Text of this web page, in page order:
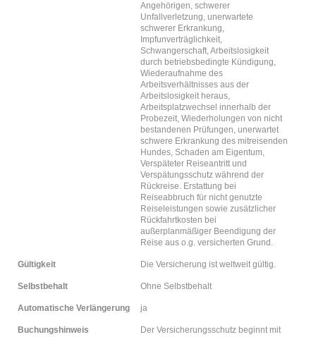
Angehörigen, schwerer
Unfallverletzung, unerwartete
schwerer Erkrankung,
Impfunverträglichkeit,
Schwangerschaft, Arbeitslosigkeit
durch betriebsbedingte Kündigung,
Wiederaufnahme des
Arbeitsverhältnisses aus der
Arbeitslosigkeit heraus,
Arbeitsplatzwechsel innerhalb der
Probezeit, Wiederholungen von nicht
bestandenen Prüfungen, unerwartet
schwere Erkrankung des mitreisenden
Hundes, Schaden am Eigentum,
Verspäteter Reiseantritt und
Verspätungsschutz während der
Rückreise. Erstattung bei
Reiseabbruch für nicht genutzte
Reiseleistungen sowie zusätzlicher
Rückfahrtkosten bei
außerplanmäßiger Beendigung der
Reise aus o.g. versicherten Grund.
Gültigkeit Die Versicherung ist weltweit gültig.
Selbstbehalt Ohne Selbstbehalt
Automatische Verlängerung ja
Buchungshinweis
Der Versicherungsschutz beginnt mit